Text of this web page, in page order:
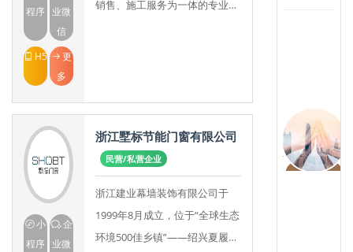
程序
业微
信
H5
更
多
销售、施工服务为一体的专业墙
小
程序
企
业微
浙江墅标节能门窗有限公司
民营/私营企业
浙江建业幕墙装饰有限公司于
1999年8月成立，位于“全球生态
环境500佳乡镇”——绍兴夏履镇